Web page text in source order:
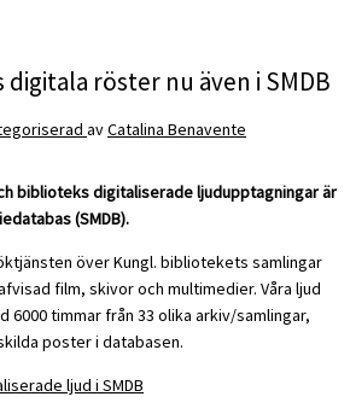
röster nu även i SMDB
avCatalina Benavente
biblioteks digitaliserade ljudupptagningar är
(SMDB).
över Kungl. bibliotekets samlingar
film, skivor och multimedier. Våra ljud
6000 timmar från 33 olika arkiv/samlingar,
poster i databasen.
ljud i SMDB